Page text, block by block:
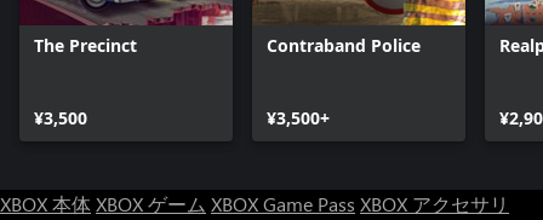
The Precinct
¥3,500
Contraband Police
¥3,500+
XBOX 本体XBOX ゲーム XBOX Game Pass XBOX アクセサリ